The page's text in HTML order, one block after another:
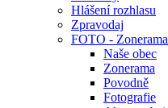
Hlášení rozhlasu
Zpravodaj
FOTO - Zonerama
Naše obec
Zonerama
Povodně
Fotografie